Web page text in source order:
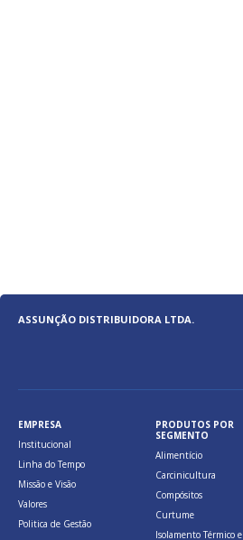
ASSUNÇÃO DISTRIBUIDORA LTDA.
EMPRESA
Institucional
Linha do Tempo
Missão e Visão
Valores
Politica de Gestão
PRODUTOS POR
SEGMENTO
Alimentício
Carcinicultura
Compósitos
Curtume
Isolamento Térmico e